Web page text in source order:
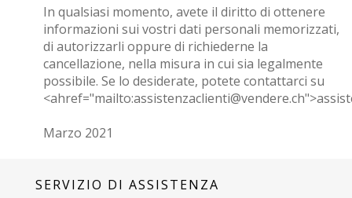
In qualsiasi momento, avete il diritto di ottenere
informazioni sui vostri dati personali memorizzati,
di autorizzarli oppure di richiederne la
cancellazione, nella misura in cui sia legalmente
possibile. Se lo desiderate, potete contattarci su
Marzo 2021
SERVIZIO DI ASSISTENZA